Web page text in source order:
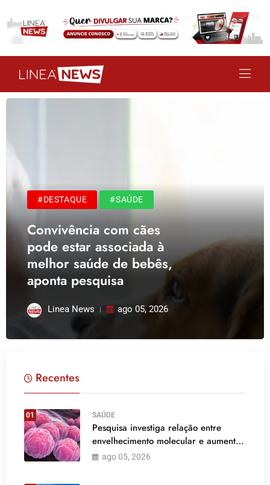
#DESTAQUE #SAÚDE
Convivência com cães
pode estar associada à
melhor saúde de bebês,
aponta pesquisa
Linea News ago 05, 2026
Recentes
01 SAÚDE
Pesquisa investiga relação entre
envelhecimento molecular e aumento
de casos
ago 05, 2026